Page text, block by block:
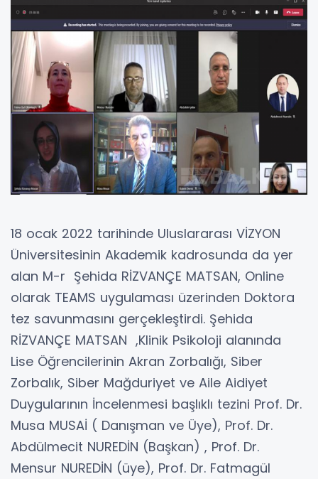
18 ocak 2022 tarihinde Uluslararası VİZYON
Üniversitesinin Akademik kadrosunda da yer
alan M-r Şehida RİZVANÇE MATSAN, Online
olarak TEAMS uygulaması üzerinden Doktora
tez savunmasını gerçekleştirdi. Şehida
RİZVANÇE MATSAN ,Klinik Psikoloji alanında
Lise Öğrencilerinin Akran Zorbalığı, Siber
Zorbalık, Siber Mağduriyet ve Aile Aidiyet
Duygularının İncelenmesi başlıklı tezini Prof. Dr.
Musa MUSAİ ( Danışman ve Üye), Prof. Dr.
Abdülmecit NUREDİN (Başkan) , Prof. Dr.
Mensur NUREDİN (üye), Prof. Dr. Fatmagül